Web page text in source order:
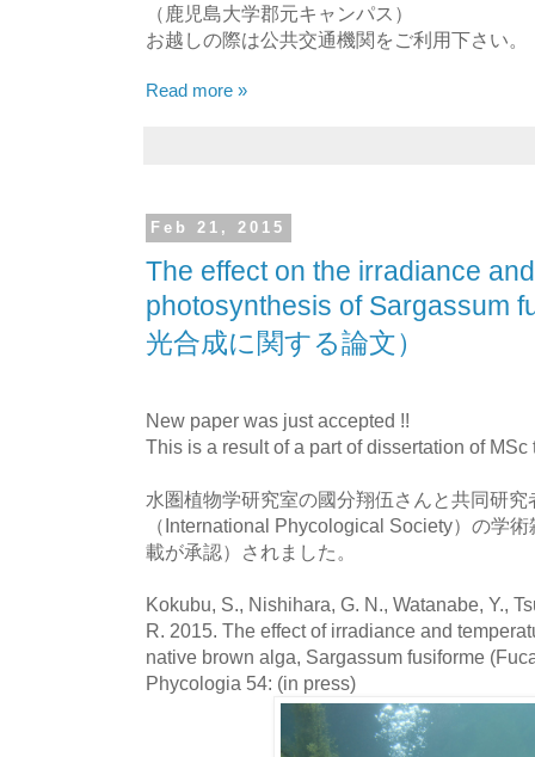
（鹿児島大学郡元キャンパス）
お越しの際は公共交通機関をご利用下さい。
Read more »
Feb 21, 2015
The effect on the irradiance
photosynthesis of Sargassum
光合成に関する論文）
New paper was just accepted !!
This is a result of a part of dissertation of MSc
水圏植物学研究室の國分翔伍さんと共同研
（International Phycological Society）の学
載が承認）されました。
Kokubu, S., Nishihara, G. N., Watanabe, Y.,
R. 2015. The effect of irradiance and
native brown alga, Sargassum fusiforme
Phycologia 54: (in press)